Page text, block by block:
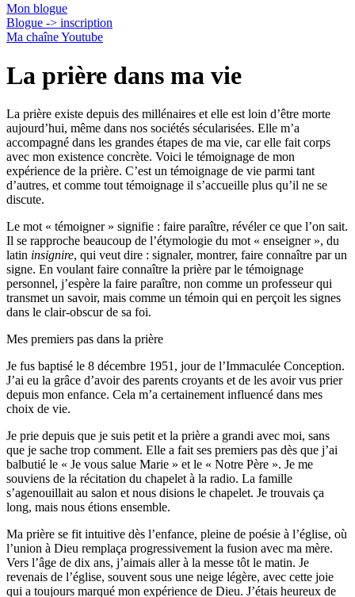
Mon blogue
Blogue -> inscription
Ma chaîne Youtube
La prière dans ma vie
La prière existe depuis des millénaires et elle est loin d’être morte
aujourd’hui, même dans nos sociétés sécularisées. Elle m’a
accompagné dans les grandes étapes de ma vie, car elle fait corps
avec mon existence concrète. Voici le témoignage de mon
expérience de la prière. C’est un témoignage de vie parmi tant
d’autres, et comme tout témoignage il s’accueille plus qu’il ne se
discute.
Le mot « témoigner » signifie : faire paraître, révéler ce que l’on sait.
Il se rapproche beaucoup de l’étymologie du mot « enseigner », du
latin insignire, qui veut dire : signaler, montrer, faire connaître par un
signe. En voulant faire connaître la prière par le témoignage
personnel, j’espère la faire paraître, non comme un professeur qui
transmet un savoir, mais comme un témoin qui en perçoit les signes
dans le clair-obscur de sa foi.
Mes premiers pas dans la prière
Je fus baptisé le 8 décembre 1951, jour de l’Immaculée Conception.
J’ai eu la grâce d’avoir des parents croyants et de les avoir vus prier
depuis mon enfance. Cela m’a certainement influencé dans mes
choix de vie.
Je prie depuis que je suis petit et la prière a grandi avec moi, sans
que je sache trop comment. Elle a fait ses premiers pas dès que j’ai
balbutié le « Je vous salue Marie » et le « Notre Père ». Je me
souviens de la récitation du chapelet à la radio. La famille
s’agenouillait au salon et nous disions le chapelet. Je trouvais ça
long, mais nous étions ensemble.
Ma prière se fit intuitive dès l’enfance, pleine de poésie à l’église, où
l’union à Dieu remplaça progressivement la fusion avec ma mère.
Vers l’âge de dix ans, j’aimais aller à la messe tôt le matin. Je
revenais de l’église, souvent sous une neige légère, avec cette joie
qui a toujours marqué mon expérience de Dieu. J’étais heureux de